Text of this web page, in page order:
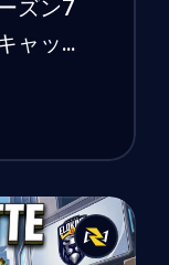
ズン7
ャッ
して